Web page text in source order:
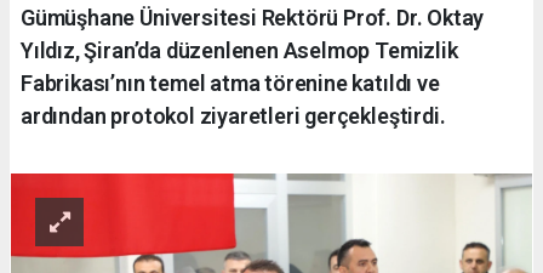
Gümüşhane Üniversitesi Rektörü Prof. Dr. Oktay
Yıldız, Şiran’da düzenlenen Aselmop Temizlik
Fabrikası’nın temel atma törenine katıldı ve
ardından protokol ziyaretleri gerçekleştirdi.